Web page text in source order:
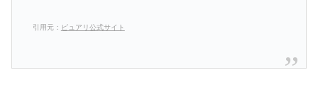
引用元： ピュアリ公式サイト